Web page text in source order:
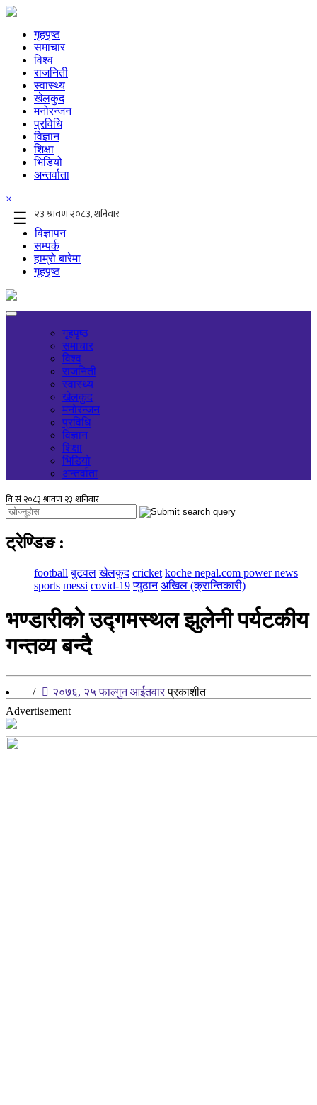
गृहपृष्ठ
समाचार
विश्व
राजनिती
स्वास्थ्य
खेलकुद
मनोरन्जन
प्रविधि
विज्ञान
शिक्षा
भिडियो
अन्तर्वाता
×
☰
विज्ञापन
सम्पर्क
हाम्रो बारेमा
गृहपृष्ठ
गृहपृष्ठ
समाचार
विश्व
राजनिती
स्वास्थ्य
खेलकुद
मनोरन्जन
प्रविधि
विज्ञान
शिक्षा
भिडियो
अन्तर्वाता
ट्रेण्डिङ :
football बुटवल खेलकुद cricket koche nepal.com power news
sports messi covid-19 प्युठान अखिल (क्रान्तिकारी)
भण्डारीको उद्गमस्थल झुलेनी पर्यटकीय
गन्तव्य बन्दै
/ २०७६, २५ फाल्गुन आईतवारप्रकाशीत
Advertisement